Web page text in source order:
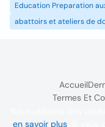
Education Preparation
abattoirs et ateliers de
Accueil
Termes Et
en savoir plus. Si vous